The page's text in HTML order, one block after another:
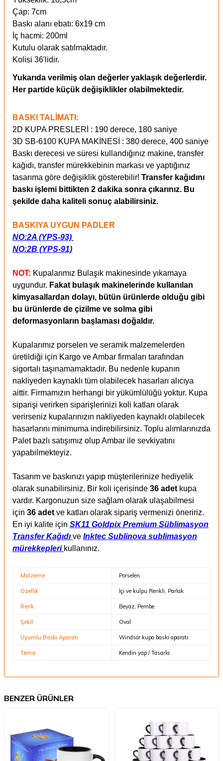
Çap: 7cm
Baskı alanı ebatı: 6x19 cm
İç hacmi: 200ml
Kutulu olarak satılmaktadır.
Kolisi 36'lidir.
Yukarıda verilmiş olan değerler yaklaşık değerlerdir.
Her partide küçük değişiklikler olabilmektedir.
BASKI TALİMATI:
2D KUPA PRESLERİ : 190 derece, 180 saniye
3D SB-6100 KUPA MAKİNESİ : 380 derece, 400 saniye
Baskı derecesi ve süresi kullandığınız makine, transfer
kağıdı, transfer mürekkebinin markası ve yaptığınız
tasarıma göre değişiklik gösterebilir! Transfer kağıdını
baskı işlemi bittikten 2 dakika sonra çıkarınız. Bu
şekilde daha kaliteli sonuç alabilirsiniz.
BASKIYA UYGUN PADLER
NO:2A (YPS-93)
NO:2B (YPS-91)
NOT: Kupalarımız Bulaşık makinesinde yıkamaya
uygundur. Fakat bulaşık makinelerinde kullanılan
kimyasallardan dolayı, bütün ürünlerde olduğu gibi
bu ürünlerde de çizilme ve solma gibi
deformasyonların başlaması doğaldır.
Kupalarımız porselen ve seramik malzemelerden
üretildiği için Kargo ve Ambar firmaları tarafından
sigortalı taşınamamaktadır. Bu nedenle kupanın
nakliyeden kaynaklı tüm olabilecek hasarları alıcıya
aittir. Firmamızın herhangi bir yükümlülüğü yoktur. Kupa
siparişi verirken siparişlerinizi koli katları olarak
verirseniz kupalarınızın nakliyeden kaynaklı olabilecek
hasarlarını minimuma indirebilirsiniz. Toplu alımlarınızda
Palet bazlı satışımız olup Ambar ile sevkiyatını
yapabilmekteyiz.
Tasarım ve baskınızı yapıp müşterilerinize hediyelik
olarak sunabilirsiniz. Bir koli içerisinde 36 adet kupa
vardır. Kargonuzun size sağlam olarak ulaşabilmesi
için 36 adet ve katları olarak sipariş vermenizi öneririz.
En iyi kalite için SK11 Goldpix Premium Süblimasyon
Transfer Kağıdı ve Inktec Sublinova sublimasyon
mürekkepleri kullanınız.
Malzeme Porselen
Özellik İçi ve kulpu Renkli, Parlak
Renk Beyaz, Pembe
Şekil Oval
Uyumlu Baskı Aparatı Windsor kupa baskı aparatı
Tema Kendin yap / Tasarla
BENZER ÜRÜNLER